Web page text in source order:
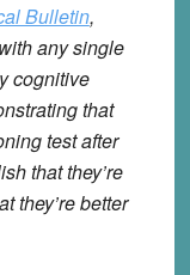
Bulletin,
any single
cognitive
that
test after
that they’re
they’re better